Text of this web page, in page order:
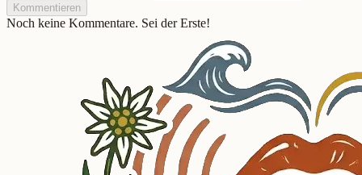
Kommentieren
Noch keine Kommentare. Sei der Erste!